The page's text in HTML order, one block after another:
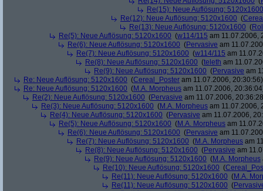
Re(15): Neue Auflösung: 5120x1600
Re(12): Neue Auflösung: 5120x1600 (
Re(13): Neue Auflösung: 5120x1600 (
Re(5): Neue Auflösung: 5120x1600 (w114/115 am 11.07.2006,
Re(6): Neue Auflösung: 5120x1600 (Pervasive am
Re(7): Neue Auflösung: 5120x1600 (w114/115 am
Re(8): Neue Auflösung: 5120x1600 (teleth am
Re(9): Neue Auflösung: 5120x1600 (Pervasive am
Re: Neue Auflösung: 5120x1600 (Cereal_Poster am 11.07.2006, 20:30:56)
Re: Neue Auflösung: 5120x1600 (M.A. Morpheus am 11.07.2006,
Re(2): Neue Auflösung: 5120x1600 (Pervasive am 11.07.2006,
Re(3): Neue Auflösung: 5120x1600 (M.A. Morpheus am 11.07.2006,
Re(4): Neue Auflösung: 5120x1600 (Pervasive am 11.07.2006,
Re(5): Neue Auflösung: 5120x1600 (M.A. Morpheus am
Re(6): Neue Auflösung: 5120x1600 (Pervasive am
Re(7): Neue Auflösung: 5120x1600 (M.A. Morpheus am
Re(8): Neue Auflösung: 5120x1600 (Pervasive am
Re(9): Neue Auflösung: 5120x1600 (M.A. Morpheus
Re(10): Neue Auflösung: 5120x1600 (
Re(11): Neue Auflösung: 5120x1600 (M.A.
Re(11): Neue Auflösung: 5120x1600 (